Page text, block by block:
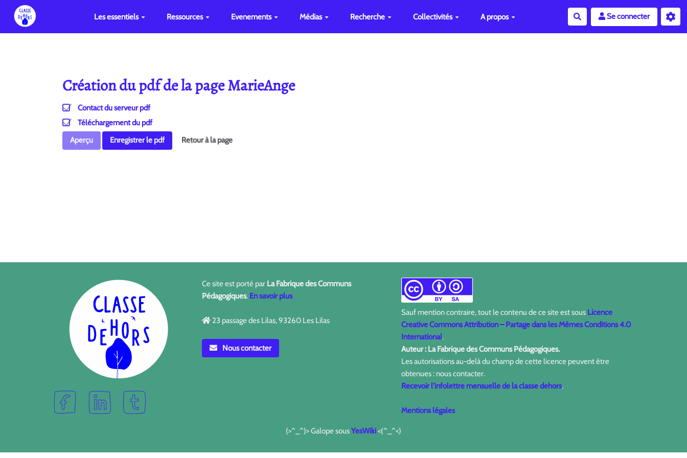
Les essentiels Ressources Evenements Médias Recherche Collectivités A propos RechercherSe connecter
Création du pdf de la page MarieAnge
Contact du serveur pdf
Téléchargement du pdf
Aperçu
Enregistrer le pdf Retour à la page
Ce site est porté par La Fabrique des Communs
Pédagogiques. En savoir plus
23 passage des Lilas, 93260 Les Lilas
Nous contacter
Sauf mention contraire, tout le contenu de ce site est sous Licence
Creative Commons Attribution – Partage dans les Mêmes Conditions 4.0
International.
Auteur : La Fabrique des Communs Pédagogiques.
Les autorisations au-delà du champ de cette licence peuvent être
obtenues : nous contacter.
Recevoir l'infolettre mensuelle de la classe dehors.
Mentions légales
(>^_^)> Galope sousYesWiki<(^_^<)